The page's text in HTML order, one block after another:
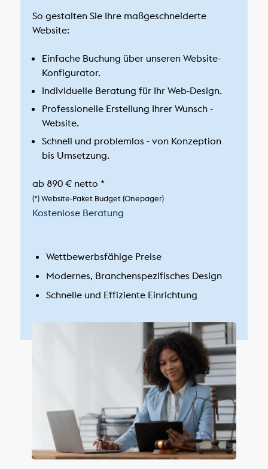
So gestalten Sie Ihre maßgeschneiderte
Website:
Einfache Buchung über unseren Website-
Konfigurator.
Individuelle Beratung für Ihr Web-Design.
Professionelle Erstellung Ihrer Wunsch -
Website.
Schnell und problemlos - von Konzeption
bis Umsetzung.
ab 890 €netto *
(*) Website-Paket Budget (Onepager)
Kostenlose Beratung
Wettbewerbsfähige Preise
Modernes, Branchenspezifisches Design
Schnelle und Effiziente Einrichtung